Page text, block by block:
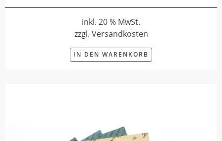
inkl. 20 % MwSt.
zzgl. Versandkosten
IN DEN WARENKORB